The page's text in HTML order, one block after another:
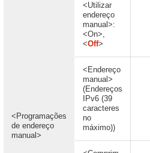
<Programações
de endereço
manual>
<Utilizar
endereço
manual>:
<On>,
<Off>
<Endereço
manual>
(Endereços
IPv6 (39
caracteres
no
máximo))